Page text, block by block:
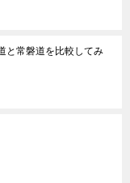
と常磐道を比較してみ